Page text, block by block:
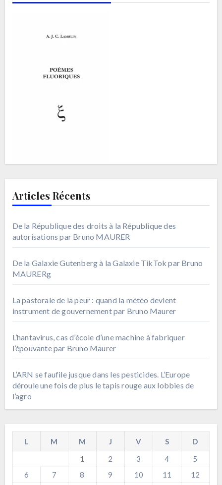
Articles Récents
De la République des droits à la République des
autorisations par Bruno MAURER
De la Galaxie Gutenberg à la Galaxie TikTok par Bruno
MAURERg
La pastorale de la peur : quand la météo devient
instrument de gouvernement par Bruno Maurer
L’hantavirus, cas d’école d’une machine à fabriquer
l’épouvante par Bruno Maurer
L’ARN se faufile jusque dans les pesticides. L’Europe
déroule une fois de plus le tapis rouge aux lobbies de
l’agro
L M M J V S
D
1
2 3 4
5
6
7 8 9 10 11
12